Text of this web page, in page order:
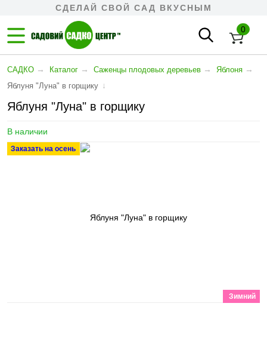
СДЕЛАЙ СВОЙ САД ВКУСНЫМ
0
САДКО → Каталог → Cаженцы плодовых деревьев → Яблоня →
Яблуня "Луна" в горщику ↓
Яблуня "Луна" в горщику
В наличии
Заказать на осень
Зимний